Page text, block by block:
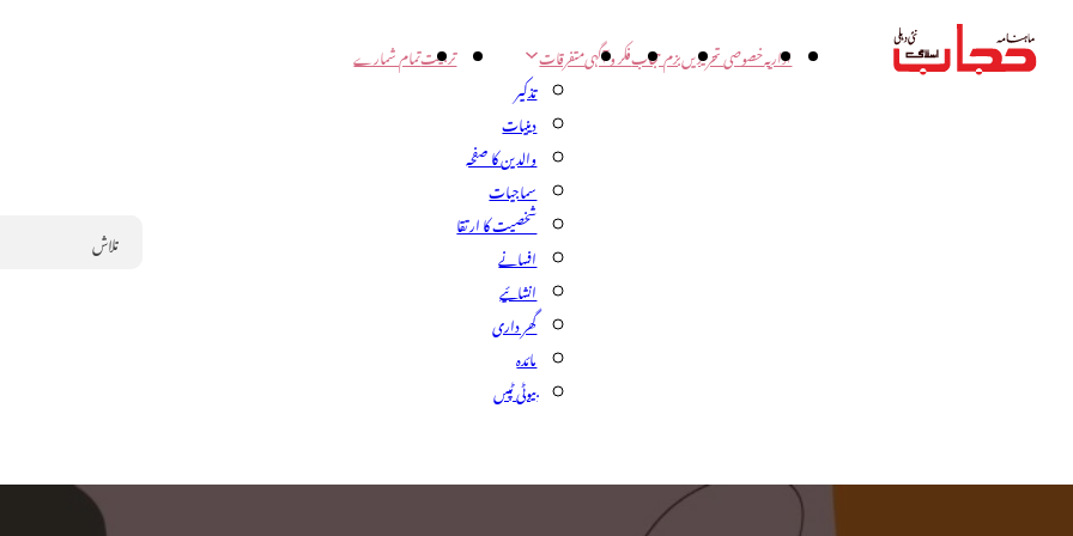
اداریہخصوصی تحریریںبزم حجابفکر و آگہیمتفرقات
تذکیر
دینیات
والدین کا صفحہ
سماجیات
شخصیت کا ارتقا
افسانے
انشائیے
گھر داری
مائدہ
بیوٹی ٹپس
تربیتتمام شمارے
Search